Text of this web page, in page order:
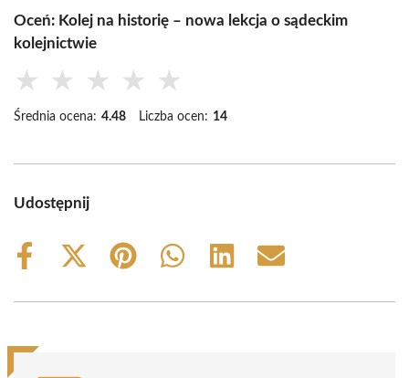
Oceń: Kolej na historię – nowa lekcja o sądeckim
kolejnictwie
★ ★ ★ ★ ★
Średnia ocena: 4.48 Liczba ocen: 14
Udostępnij
Share
Share
(Twitter)
Share
Share
Share
Share